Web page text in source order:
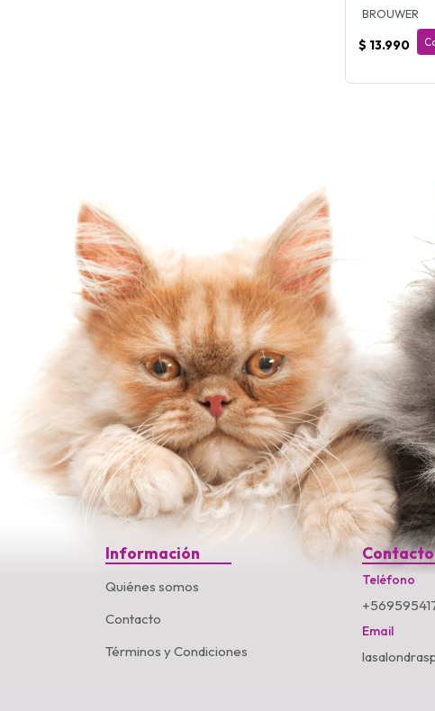
BROUWER
$ 13.990
Información
Quiénes somos
Contacto
Términos y Condiciones
Contacto
Teléfono
Email